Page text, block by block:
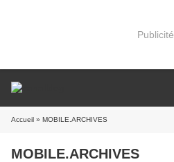
Publicité
Accueil » MOBILE.ARCHIVES
MOBILE.ARCHIVES